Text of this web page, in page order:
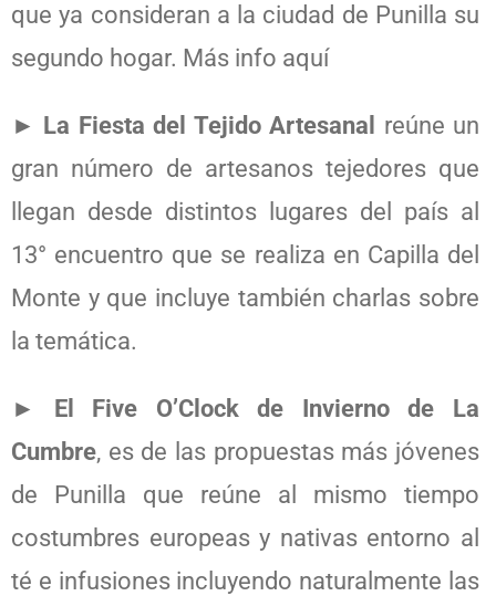
que ya consideran a la ciudad de Punilla su
segundo hogar. Más info aquí
► La Fiesta del Tejido Artesanal
reúne un
gran número de artesanos tejedores que
llegan desde distintos lugares del país al
13° encuentro que se realiza en Capilla del
Monte y que incluye también charlas sobre
la temática.
► El Five O’Clock de Invierno de La
Cumbre, es de las propuestas más jóvenes
de Punilla que reúne al mismo tiempo
costumbres europeas y nativas entorno al
té e infusiones incluyendo naturalmente las